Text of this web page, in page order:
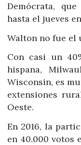
Demócrata,
hasta el jueves
Walton no fue el
Con casi un
hispana,
Wisconsin, es
extensiones
Oeste.
En 2016, la
en 40.000 votos